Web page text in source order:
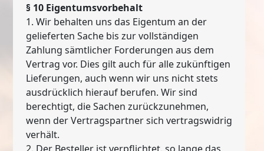
§ 10 Eigentumsvorbehalt
1. Wir behalten uns das Eigentum an der
gelieferten Sache bis zur vollständigen
Zahlung sämtlicher Forderungen aus dem
Vertrag vor. Dies gilt auch für alle zukünftigen
Lieferungen, auch wenn wir uns nicht stets
ausdrücklich hierauf berufen. Wir sind
berechtigt, die Sachen zurückzunehmen,
wenn der Vertragspartner sich vertragswidrig
verhält.